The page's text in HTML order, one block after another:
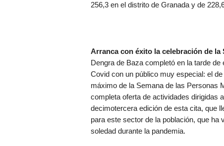
256,3 en el distrito de Granada y de
Arranca con éxito la celebración de la
Dengra de Baza completó en la tarde
Covid con un público muy especial: el
máximo de la Semana de las Personas
completa oferta de actividades dirigidas
decimotercera edición de esta cita, que
para este sector de la población, que
soledad durante la pandemia.